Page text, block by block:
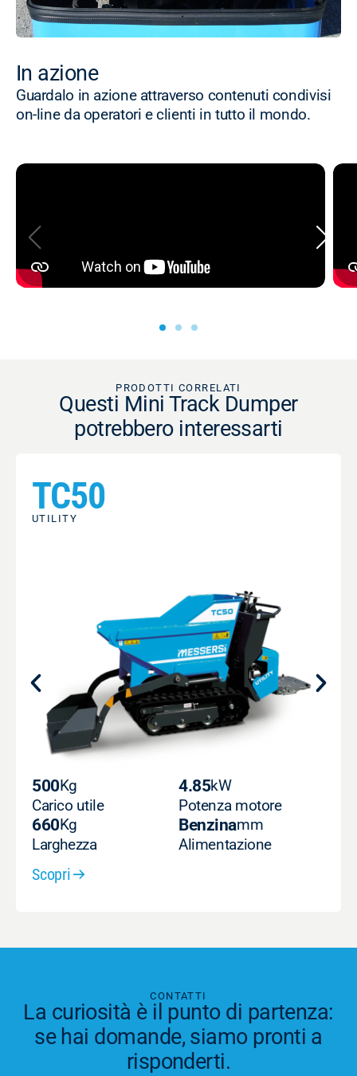
In azione
Guardalo in azione attraverso contenuti condivisi
on-line da operatori e clienti in tutto il mondo.
PRODOTTI CORRELATI
Questi Mini Track Dumper
potrebbero interessarti
TC50
UTILITY
500Kg
Carico utile
4.85kW
Potenza motore
660Kg
Larghezza
Benzinamm
Alimentazione
Scopri
CONTATTI
La curiosità è il punto di partenza:
se hai domande, siamo pronti a
risponderti.